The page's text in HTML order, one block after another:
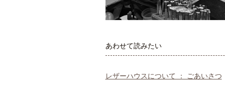
あわせて読みたい
レザーハウスについて ： ごあいさつ